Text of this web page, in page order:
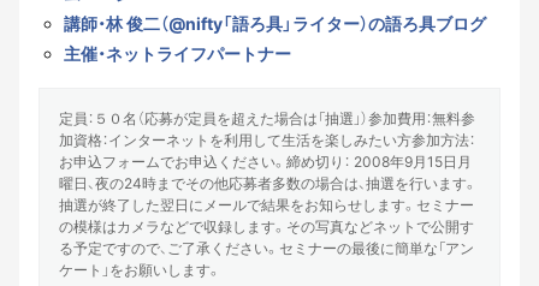
講師・林 俊二（@nifty「語ろ具」ライター）の語ろ具ブログ
主催・ネットライフパートナー
定員：５０名（応募が定員を超えた場合は「抽選」）参加費用：無料参
加資格：インターネットを利用して生活を楽しみたい方参加方法：
お申込フォームでお申込ください。締め切り： 2008年9月15日月
曜日、夜の24時までその他応募者多数の場合は、抽選を行います。
抽選が終了した翌日にメールで結果をお知らせします。セミナー
の模様はカメラなどで収録します。その写真などネットで公開す
る予定ですので、ご了承ください。セミナーの最後に簡単な「アン
ケート」をお願いします。